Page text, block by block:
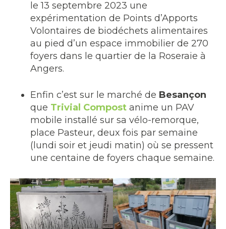
le 13 septembre 2023 une
expérimentation de Points d’Apports
Volontaires de biodéchets alimentaires
au pied d’un espace immobilier de 270
foyers dans le quartier de la Roseraie à
Angers.
Enfin c’est sur le marché de Besançon
que Trivial Compost anime un PAV
mobile installé sur sa vélo-remorque,
place Pasteur, deux fois par semaine
(lundi soir et jeudi matin) où se pressent
une centaine de foyers chaque semaine.